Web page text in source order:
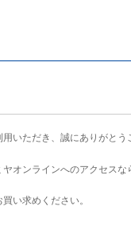
いただき、誠にありがとう
オンラインへのアクセスな
い求めください。